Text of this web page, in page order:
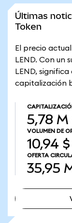
Últimas
Token
El precio
LEND. Con un
LEND,
capitalización
5,78 M
VOLUMEN DE
10,94 $
OFERTA
35,95